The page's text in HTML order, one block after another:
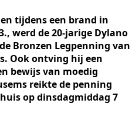
tijdens een brand in
werd de 20-jarige Dylano
Bronzen Legpenning van
Ook ontving hij een
bewijs van moedig
reikte de penning
op dinsdagmiddag 7